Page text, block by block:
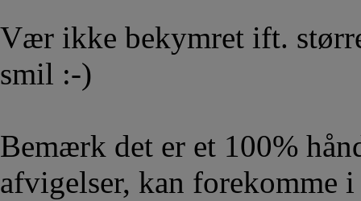
Vær ikke bekymret ift.
smil :-)
Bemærk det er et 100%
afvigelser, kan forekomme